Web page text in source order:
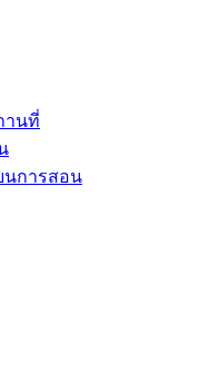
านที่
นการสอน